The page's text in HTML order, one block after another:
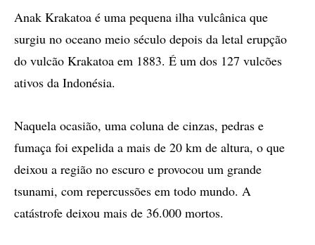
Anak Krakatoa é uma pequena ilha vulcânica que
surgiu no oceano meio século depois da letal erupção
do vulcão Krakatoa em 1883. É um dos 127 vulcões
ativos da Indonésia.
Naquela ocasião, uma coluna de cinzas, pedras e
fumaça foi expelida a mais de 20 km de altura, o que
deixou a região no escuro e provocou um grande
tsunami, com repercussões em todo mundo. A
catástrofe deixou mais de 36.000 mortos.